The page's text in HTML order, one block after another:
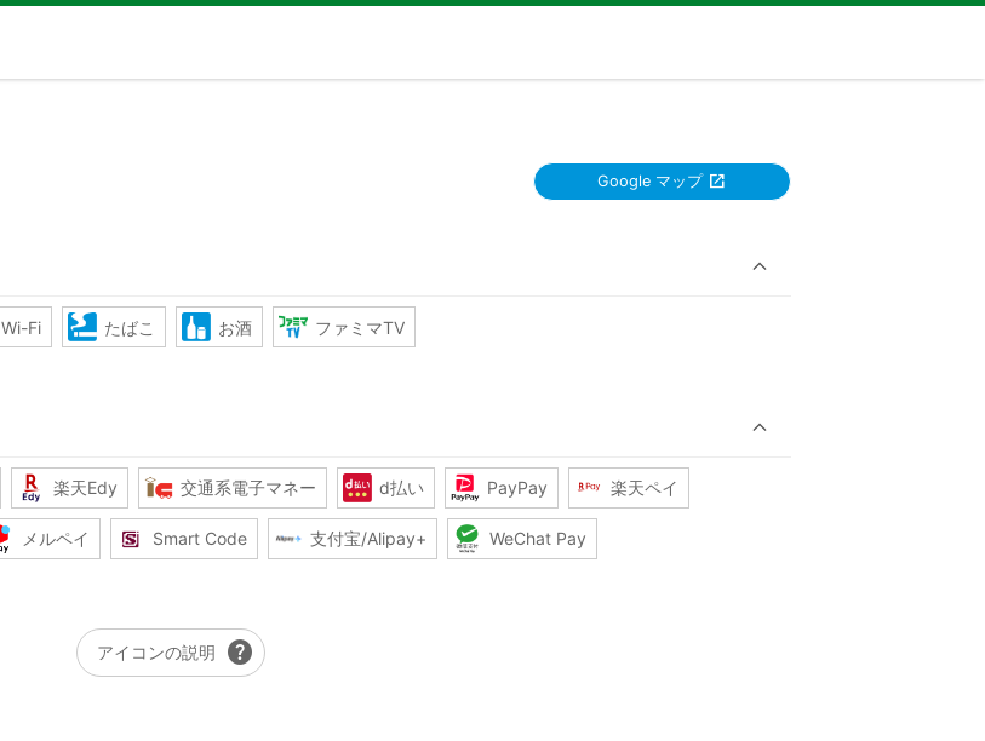
Google マップ
Wi-Fi たばこ お酒 ファミマTV
楽天Edy 交通系電子マネー d払い PayPay 楽天ペイ
メルペイ Smart Code 支付宝/Alipay+ WeChat Pay
アイコンの説明 help